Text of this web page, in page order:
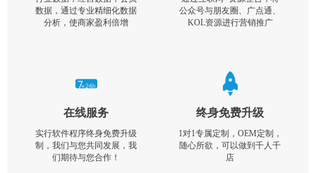
数据，通过专业精细化数据
分析，使商家盈利倍增
公众号与朋友圈、广点通、
KOL资源进行营销推广
在线服务
实行软件程序终身免费升级
制，我们与您共同发展，我
们期待与您合作！
终身免费升级
1对1专属定制，OEM定制，
随心所欲，可以做到千人千
店